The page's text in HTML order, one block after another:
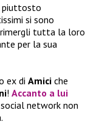
piuttosto
si sono
tutta la loro
per la sua
ex di Amici che
! Accanto a lui
social network non